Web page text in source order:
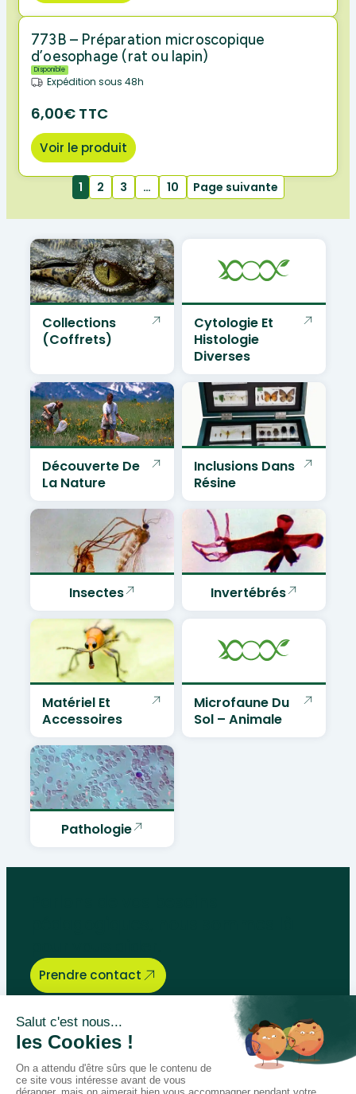
773B – Préparation microscopique
d’oesophage (rat ou lapin)
Disponible
Expédition sous 48h
6,00€ TTC
Voir le produit
1 2 3 … 10 Page suivante
Collections
(coffrets)
Cytologie Et
Histologie
Diverses
Découverte De
La Nature
Inclusions Dans
Résine
Insectes Invertébrés
Matériel Et
Accessoires
Microfaune Du
Sol – Animale
Pathologie
Prendre contact
Bégénat
Niveau d’enseignement
Actualités
Politique de retour